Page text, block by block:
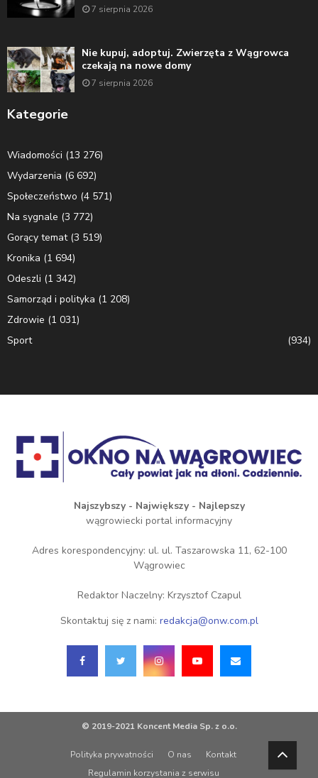
7 sierpnia 2026
Nie kupuj, adoptuj. Zwierzęta z Wągrowca
czekają na nowe domy
7 sierpnia 2026
Kategorie
Wiadomości (13 276)
Wydarzenia (6 692)
Społeczeństwo (4 571)
Na sygnale (3 772)
Gorący temat(3 519)
Kronika (1 694)
Odeszli (1 342)
Samorząd i polityka (1 208)
Zdrowie (1 031)
Sport
(934)
Najszybszy - Największy - Najlepszy
wągrowiecki portal informacyjny
Adres korespondencyjny: ul. ul. Taszarowska 11, 62-100
Wągrowiec
Redaktor Naczelny: Krzysztof Czapul
Skontaktuj się z nami: redakcja@onw.com.pl
© 2019-2021 Koncent Media Sp. z o.o.
Polityka prywatności O nas
Kontakt
Regulamin korzystania z serwisu